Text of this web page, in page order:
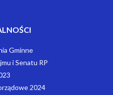
Gminne
i Senatu RP
2024